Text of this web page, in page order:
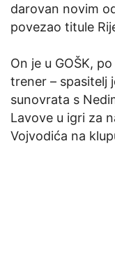
darovan novim
povezao titule
On je u GOŠK,
trener – spasitelj
sunovrata s
Lavove u igri za
Vojvodića na